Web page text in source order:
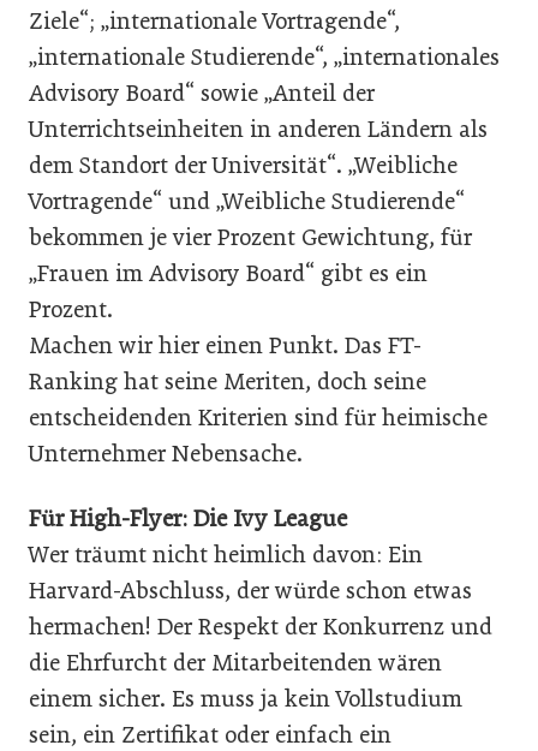
Ziele“; „internationale Vortragende“,
„internationale Studierende“, „internationales
Advisory Board“ sowie „Anteil der
Unterrichtseinheiten in anderen Ländern als
dem Standort der Universität“. „Weibliche
Vortragende“ und „Weibliche Studierende“
bekommen je vier Prozent Gewichtung, für
„Frauen im Advisory Board“ gibt es ein
Prozent.
Machen wir hier einen Punkt. Das FT-
Ranking hat seine Meriten, doch seine
entscheidenden Kriterien sind für heimische
Unternehmer Nebensache.
Für High-Flyer: Die Ivy League
Wer träumt nicht heimlich davon: Ein
Harvard-Abschluss, der würde schon etwas
hermachen! Der Respekt der Konkurrenz und
die Ehrfurcht der Mitarbeitenden wären
einem sicher. Es muss ja kein Vollstudium
sein, ein Zertifikat oder einfach ein